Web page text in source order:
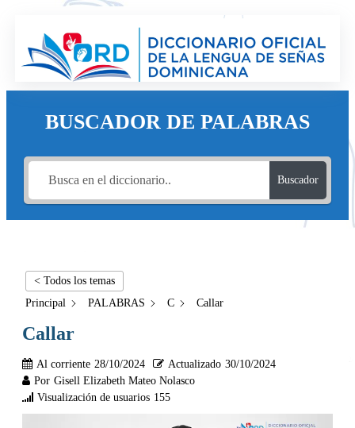
BUSCADOR DE PALABRAS
Buscador
< Todos los temas
Principal
PALABRAS C Callar
Callar
Al corriente 28/10/2024 Actualizado 30/10/2024
Por Gisell Elizabeth Mateo Nolasco
Visualización de usuarios 155